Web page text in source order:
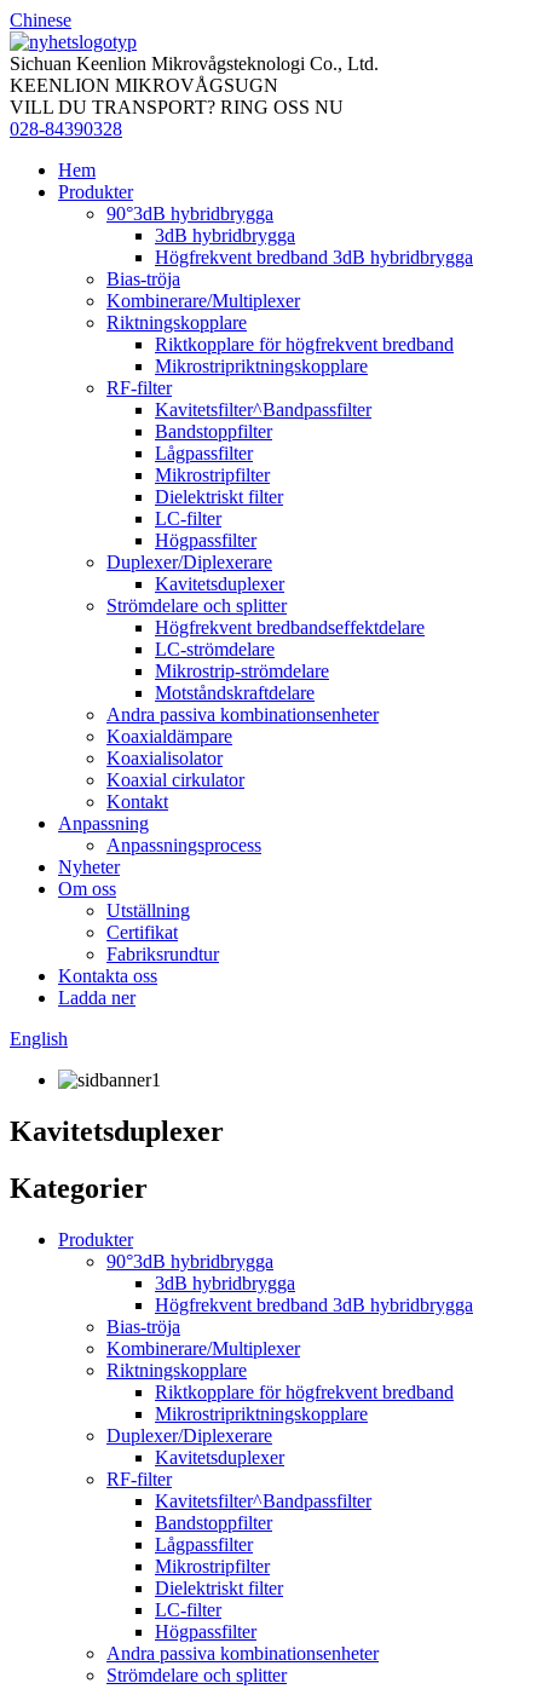
Chinese
Sichuan Keenlion Mikrovågsteknologi Co., Ltd.
KEENLION MIKROVÅGSUGN
VILL DU TRANSPORT? RING OSS NU
028-84390328
Hem
Produkter
90°3dB hybridbrygga
3dB hybridbrygga
Högfrekvent bredband 3dB hybridbrygga
Bias-tröja
Kombinerare/Multiplexer
Riktningskopplare
Riktkopplare för högfrekvent bredband
Mikrostripriktningskopplare
RF-filter
Kavitetsfilter^Bandpassfilter
Bandstoppfilter
Lågpassfilter
Mikrostripfilter
Dielektriskt filter
LC-filter
Högpassfilter
Duplexer/Diplexerare
Kavitetsduplexer
Strömdelare och splitter
Högfrekvent bredbandseffektdelare
LC-strömdelare
Mikrostrip-strömdelare
Motståndskraftdelare
Andra passiva kombinationsenheter
Koaxialdämpare
Koaxialisolator
Koaxial cirkulator
Kontakt
Anpassning
Anpassningsprocess
Nyheter
Om oss
Utställning
Certifikat
Fabriksrundtur
Kontakta oss
Ladda ner
English
Kavitetsduplexer
Kategorier
Produkter
90°3dB hybridbrygga
3dB hybridbrygga
Högfrekvent bredband 3dB hybridbrygga
Bias-tröja
Kombinerare/Multiplexer
Riktningskopplare
Riktkopplare för högfrekvent bredband
Mikrostripriktningskopplare
Duplexer/Diplexerare
Kavitetsduplexer
RF-filter
Kavitetsfilter^Bandpassfilter
Bandstoppfilter
Lågpassfilter
Mikrostripfilter
Dielektriskt filter
LC-filter
Högpassfilter
Andra passiva kombinationsenheter
Strömdelare och splitter